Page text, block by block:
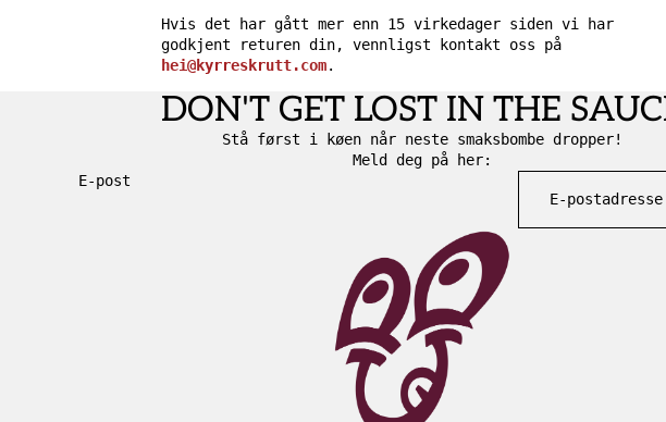
Hvis det har gått mer enn 15 virkedager siden vi har
godkjent returen din, vennligst kontakt oss på
hei@kyrreskrutt.com.
DON'T GET LOST IN THE
Stå først i køen når neste smaksbombe dropper!
Meld deg på her:
E-post